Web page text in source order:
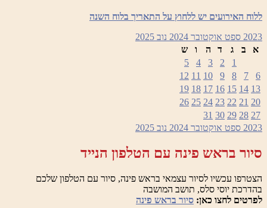
ללוח האירועים יש ללחוץ על התאריך בלוח השנה
2023 ספט אוקטובר 2024 נוב 2025
א
ב ג ד ה ו
ש
1
2
3
4
5
6
7
8
9
10
11
12
13
14
15
16
17
18
19
20
21
22
23
24
25
26
27
28
29
30
31
2023 ספט אוקטובר 2024 נוב 2025
סיור בראש פינה עם הטלפון הנייד
הצטרפו עכשיו לסיור עצמאי בראש פינה, סיור עם הטלפון שלכם
בהדרכת יוסי סלס, תושב המושבה
לפרטים לחצו כאן: סיור בראש פינה